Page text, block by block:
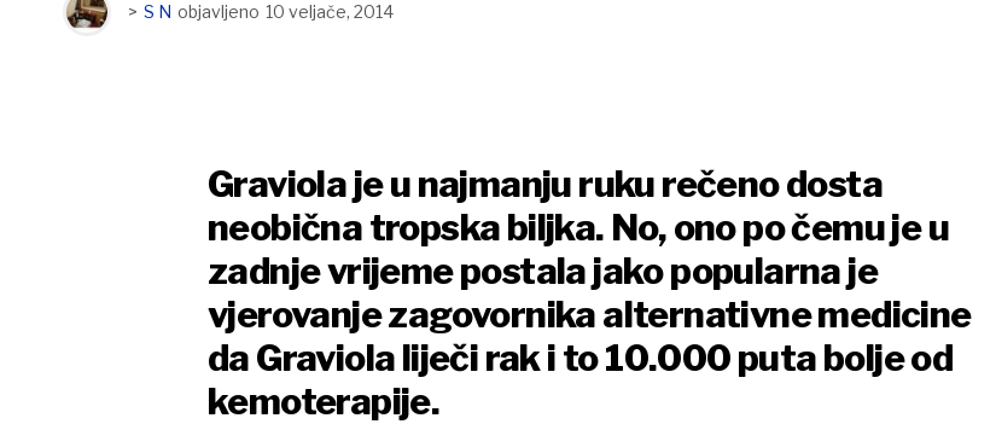
> S N objavljeno 10 veljače, 2014
Graviola je u najmanju ruku rečeno dosta
neobična tropska biljka. No, ono po čemu je u
zadnje vrijeme postala jako popularna je
vjerovanje zagovornika alternativne medicine
da Graviola liječi rak i to 10.000 puta bolje od
kemoterapije.